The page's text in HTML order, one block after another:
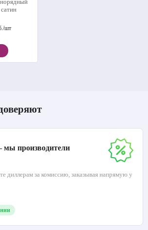
шт
производители
диллерам за комиссию, заказывая напрямую у